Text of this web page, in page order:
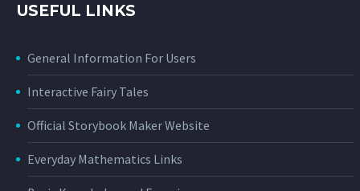
USEFUL LINKS
General Information For Users
Interactive Fairy Tales
Official Storybook Maker Website
Everyday Mathematics Links